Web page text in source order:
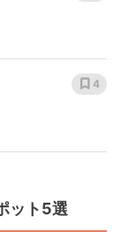
4
ット5選